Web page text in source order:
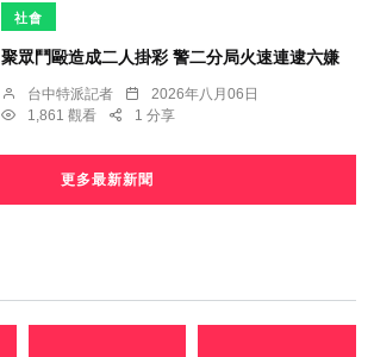
社會
聚眾鬥毆造成二人掛彩 警二分局火速連逮六嫌
台中特派記者
2026年八月06日
1,861 觀看
1 分享
更多最新新聞